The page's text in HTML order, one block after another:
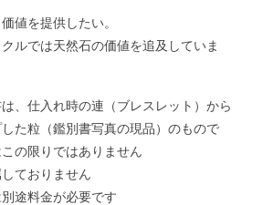
値を提供したい。
ルでは天然石の価値を追及していま
、仕入れ時の連（ブレスレット）から
た粒（鑑別書写真の現品）のもので
の限りではありません
ておりません
途料金が必要です